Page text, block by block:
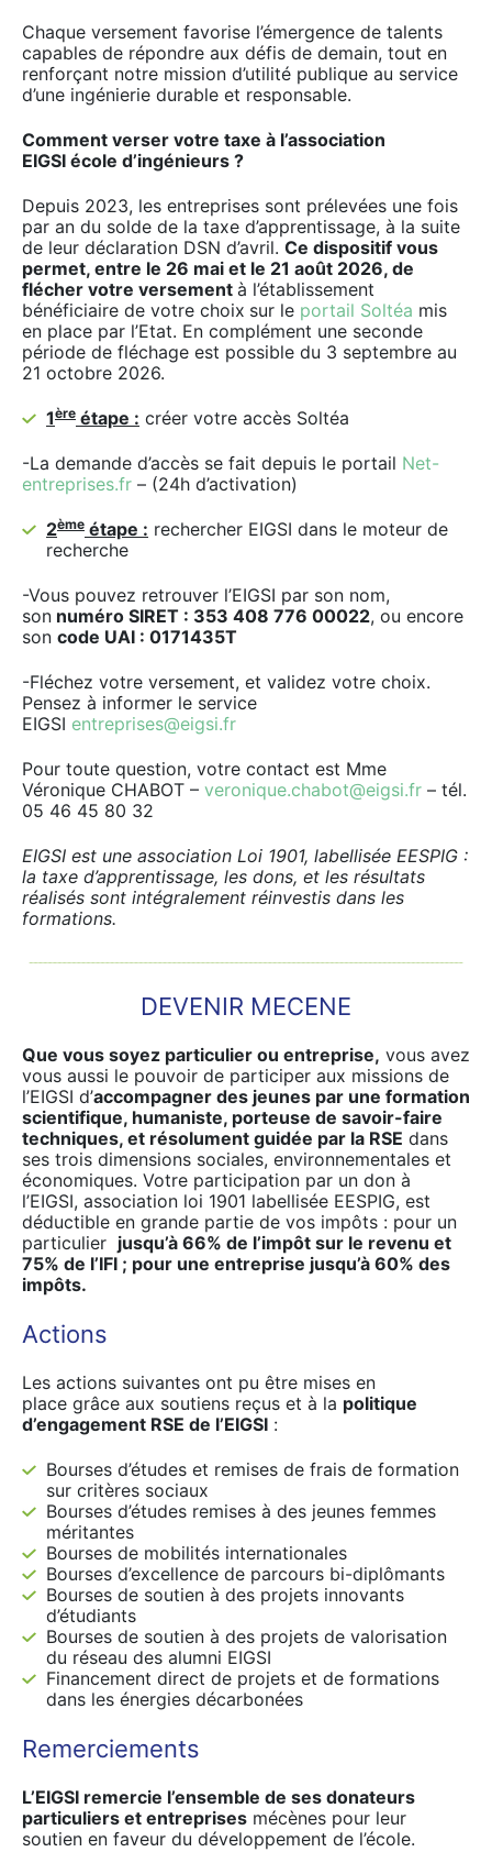
Chaque versement favorise l’émergence de talents
capables de répondre aux défis de demain, tout en
renforçant notre mission d’utilité publique au service
d’une ingénierie durable et responsable.
Comment verser votre taxe à l’association
EIGSI école d’ingénieurs ?
Depuis 2023, les entreprises sont prélevées une fois
par an du solde de la taxe d’apprentissage, à la suite
de leur déclaration DSN d’avril. Ce dispositif vous
permet, entre le 26 mai et le 21 août 2026, de
flécher votre versement à l’établissement
bénéficiaire de votre choix sur le portail Soltéa mis
en place par l’Etat. En complément une seconde
période de fléchage est possible du 3 septembre au
21 octobre 2026.
1ère étape : créer votre accès Soltéa
-La demande d’accès se fait depuis le portail Net-
entreprises.fr – (24h d’activation)
2ème étape : rechercher EIGSI dans le moteur de
recherche
-Vous pouvez retrouver l’EIGSI par son nom,
son numéro SIRET : 353 408 776 00022, ou encore
son code UAI : 0171435T
-Fléchez votre versement, et validez votre choix.
Pensez à informer le service
EIGSI entreprises@eigsi.fr
Pour toute question, votre contact est Mme
Véronique CHABOT – veronique.chabot@eigsi.fr – tél.
05 46 45 80 32
EIGSI est une association Loi 1901, labellisée EESPIG :
la taxe d’apprentissage, les dons, et les résultats
réalisés sont intégralement réinvestis dans les
formations.
DEVENIR MECENE
Que vous soyez particulier ou entreprise, vous avez
vous aussi le pouvoir de participer aux missions de
l’EIGSI d’accompagner des jeunes par une formation
scientifique, humaniste, porteuse de savoir-faire
techniques, et résolument guidée par la RSE dans
ses trois dimensions sociales, environnementales et
économiques. Votre participation par un don à
l’EIGSI, association loi 1901 labellisée EESPIG, est
déductible en grande partie de vos impôts : pour un
particulier jusqu’à 66% de l’impôt sur le revenu et
75% de l’IFI ; pour une entreprise jusqu’à 60% des
impôts.
Actions
Les actions suivantes ont pu être mises en
place grâce aux soutiens reçus et à la politique
d’engagement RSE de l’EIGSI :
Bourses d’études et remises de frais de formation
sur critères sociaux
Bourses d’études remises à des jeunes femmes
méritantes
Bourses de mobilités internationales
Bourses d’excellence de parcours bi-diplômants
Bourses de soutien à des projets innovants
d’étudiants
Bourses de soutien à des projets de valorisation
du réseau des alumni EIGSI
Financement direct de projets et de formations
dans les énergies décarbonées
Remerciements
L’EIGSI remercie l’ensemble de ses donateurs
particuliers et entreprises mécènes pour leur
soutien en faveur du développement de l’école.